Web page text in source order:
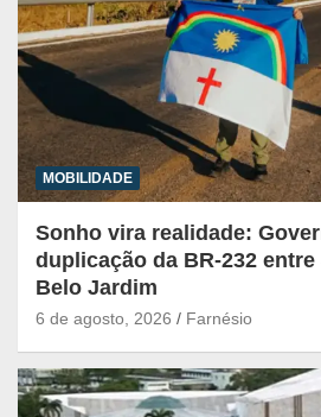
MOBILIDADE
Sonho vira realidade:
duplicação da BR-232 entre
Belo Jardim
6 de agosto, 2026 Farnésio